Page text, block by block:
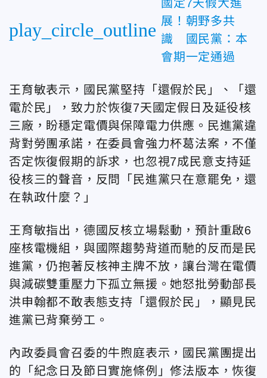
play_circle_outline
國定7天假大進
展！朝野多共
識 國民黨：本
會期一定通過
王育敏表示，國民黨堅持「還假於民」、「還
電於民」，致力於恢復7天國定假日及延役核
三廠，盼穩定電價與保障電力供應。民進黨違
背對勞團承諾，在委員會強力杯葛法案，不僅
否定恢復假期的訴求，也忽視7成民意支持延
役核三的聲音，反問「民進黨只在意罷免，還
在執政什麼？」
王育敏指出，德國反核立場鬆動，預計重啟6
座核電機組，與國際趨勢背道而馳的反而是民
進黨，仍抱著反核神主牌不放，讓台灣在電價
與減碳雙重壓力下孤立無援。她怒批勞動部長
洪申翰都不敢表態支持「還假於民」，顯見民
進黨已背棄勞工。
內政委員會召委的牛煦庭表示，國民黨團提出
的「紀念日及節日實施條例」修法版本，恢復